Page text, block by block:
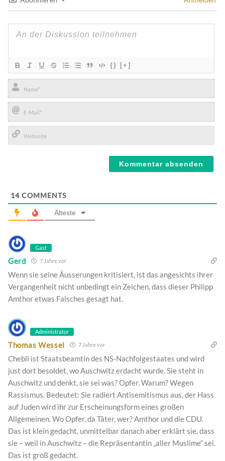
{} [+]
Name*
E-
Mail*
14 COMMENTS
Älteste
Gast
Gerd 7 Jahre vor
Wenn sie seine Äusserungen kritisiert, ist das angesichts ihrer
Vergangenheit nicht unbedingt ein Zeichen, dass dieser Philipp
Amthor etwas Falsches gesagt hat.
Administrator
Thomas Wessel 7 Jahre vor
Chebli ist Staatsbeamtin des NS-Nachfolgestaates und wird
just dort besoldet, wo Auschwitz erdacht wurde. Sie steht in
Auschwitz und denkt, sie sei was? Opfer. Warum? Wegen
Rassismus. Bedeutet: Sie radiert Antisemitismus aus, der Hass
auf Juden wird ihr zur Erscheinungsform eines großen
Allgemeinen. Wo Opfer, da Täter, wer? Amthor und die CDU.
Das ist klein gedacht, unmittelbar danach aber erklärt sie, dass
sie – weil in Auschwitz – die Repräsentantin „aller Muslime“ sei.
Das ist groß gedacht.